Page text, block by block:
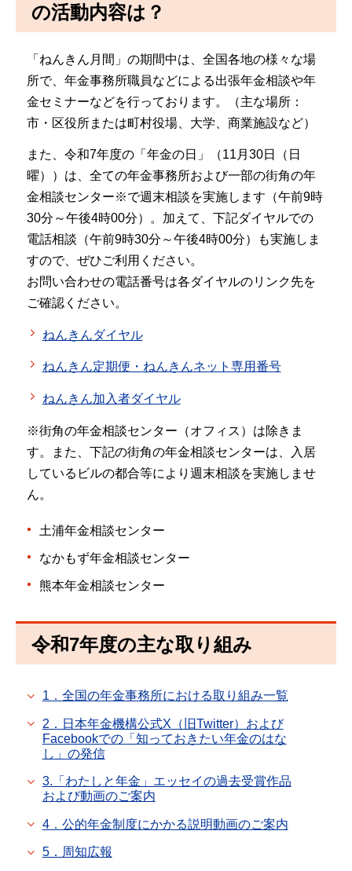
の活動内容は？
「ねんきん月間」の期間中は、全国各地の様々な場
所で、年金事務所職員などによる出張年金相談や年
金セミナーなどを行っております。（主な場所：
市・区役所または町村役場、大学、商業施設など）
また、令和7年度の「年金の日」（11月30日（日
曜））は、全ての年金事務所および一部の街角の年
金相談センター※で週末相談を実施します（午前9時
30分～午後4時00分）。加えて、下記ダイヤルでの
電話相談（午前9時30分～午後4時00分）も実施しま
すので、ぜひご利用ください。
お問い合わせの電話番号は各ダイヤルのリンク先を
ご確認ください。
ねんきんダイヤル
ねんきん定期便・ねんきんネット専用番号
ねんきん加入者ダイヤル
※街角の年金相談センター（オフィス）は除きま
す。また、下記の街角の年金相談センターは、入居
しているビルの都合等により週末相談を実施しませ
ん。
土浦年金相談センター
なかもず年金相談センター
熊本年金相談センター
令和7年度の主な取り組み
1．全国の年金事務所における取り組み一覧
2．日本年金機構公式X（旧Twitter）および
Facebookでの「知っておきたい年金のはな
し」の発信
3.「わたしと年金」エッセイの過去受賞作品
および動画のご案内
4．公的年金制度にかかる説明動画のご案内
5．周知広報